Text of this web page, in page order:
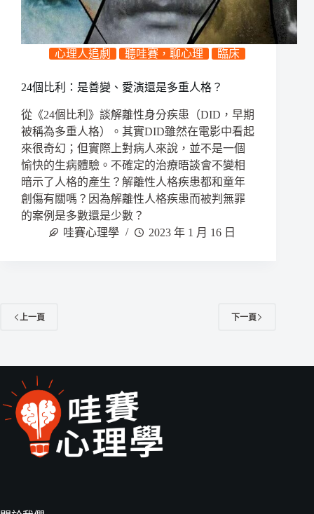
心理人追劇 聽哇賽，聊心理 臨床
24個比利：是善變、愛演還是多重人格？
從《24個比利》談解離性身分疾患（DID，早期
被稱為多重人格）。其實DID雖然在電影中看起
來很奇幻；但實際上對病人來說，並不是一個
愉快的生病體驗。不確定的治療晤談會不變相
暗示了人格的產生？解離性人格疾患都和童年
創傷有關嗎？因為解離性人格疾患而被判無罪
的案例是多數還是少數？
哇賽心理學
2023 年 1 月 16 日
上一頁 下一頁